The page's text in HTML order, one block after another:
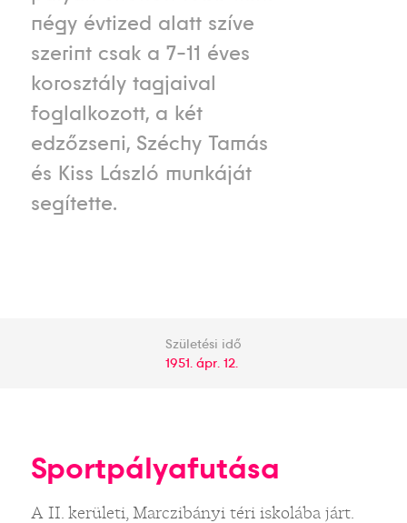
négy évtized alatt szíve
szerint csak a 7-11 éves
korosztály tagjaival
foglalkozott, a két
edzőzseni, Széchy Tamás
és Kiss László munkáját
segítette.
Születési idő
1951. ápr. 12.
Sportpályafutása
A II. kerületi, Marczibányi téri iskolába járt.